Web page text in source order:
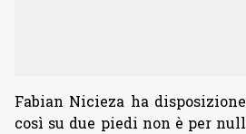
Fabian Nicieza ha
così su due piedi non è per